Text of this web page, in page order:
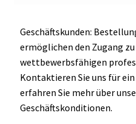
Geschäftskunden:
ermöglichen den Zugang
wettbewerbsfähigen
Kontaktieren Sie uns für
erfahren Sie mehr über
Geschäftskonditionen.